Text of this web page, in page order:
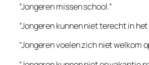
“Jongeren missen school.”
“Jongeren kunnen niet terecht in
“Jongeren voelen zich niet welkom